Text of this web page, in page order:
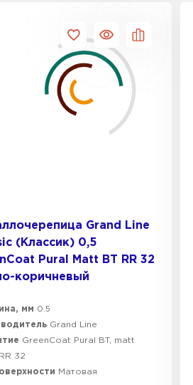
Grand Line
(Классик) 0,5
Pural Matt BT RR 32
коричневый
мм 0.5
Grand Line
GreenCoat Pural BT, matt
RR 32
Матовая